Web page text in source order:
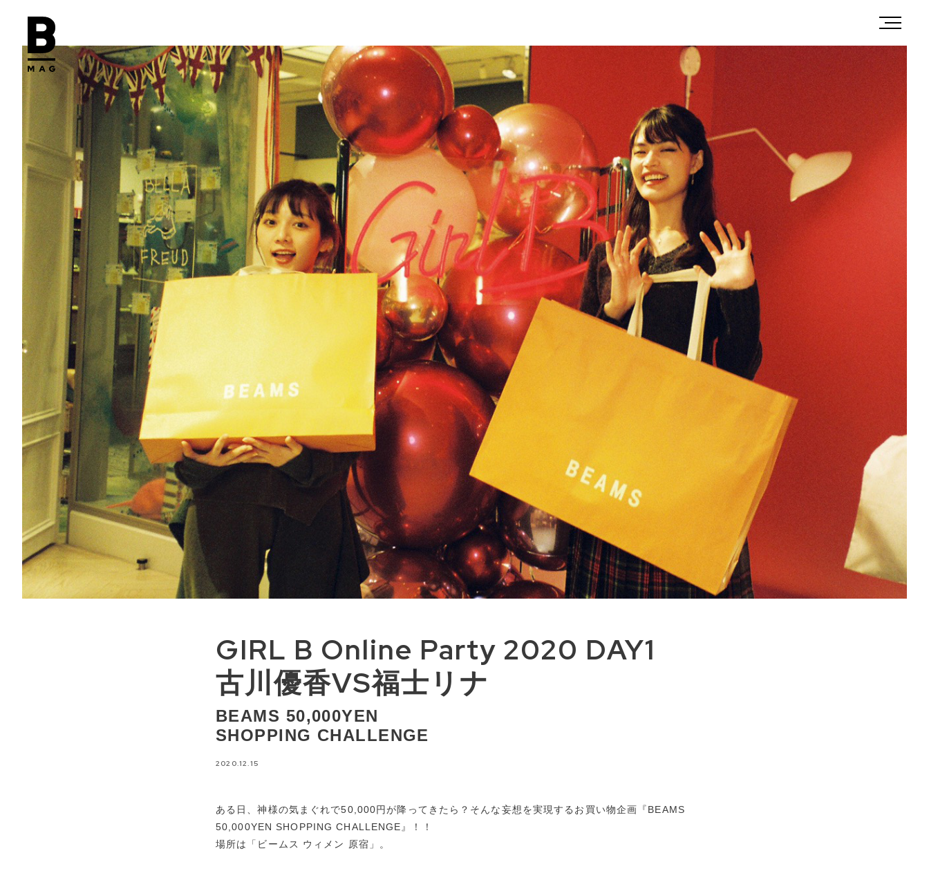
GIRL B Online Party 2020 DAY1
古川優香VS福士リナ
BEAMS 50,000YEN
SHOPPING CHALLENGE
2020.12.15
ある日、神様の気まぐれで50,000円が降ってきたら？そんな妄想を実現するお買い物企画『BEAMS
50,000YEN SHOPPING CHALLENGE』！！
場所は「ビームス ウィメン 原宿」。